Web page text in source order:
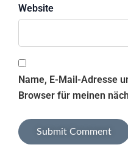
Website
Name, E-Mail-Adresse
Browser für meinen